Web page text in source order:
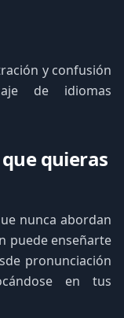
y confusión
de idiomas
quieras
nunca abordan
puede enseñarte
pronunciación
en tus